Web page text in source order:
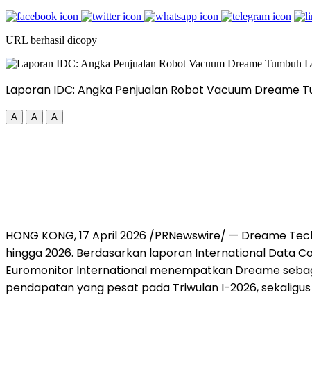
URL berhasil dicopy
Laporan IDC: Angka Penjualan Robot Vacuum Dreame
A A A
HONG KONG, 17 April 2026 /PRNewswire/ — Dreame
hingga 2026. Berdasarkan laporan International Data
Euromonitor International menempatkan Dreame
pendapatan yang pesat pada Triwulan I-2026,